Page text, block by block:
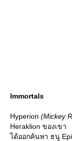
Immortals
Hyperion (Mickey
Heraklion ของเขา
ได้ออกค้นหา ธนู